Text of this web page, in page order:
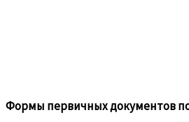
Формы первичных документов